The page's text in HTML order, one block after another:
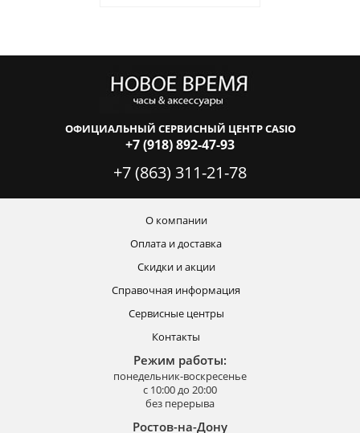
ОФИЦИАЛЬНЫЙ СЕРВИСНЫЙ ЦЕНТР CASIO
+7 (918) 892-47-93
+7 (863) 311-21-78
О компании
Оплата и доставка
Скидки и акции
Справочная информация
Сервисные центры
Контакты
Режим работы:
понедельник-воскресенье
с 10:00 до 20:00
без перерыва
Ростов-на-Дону